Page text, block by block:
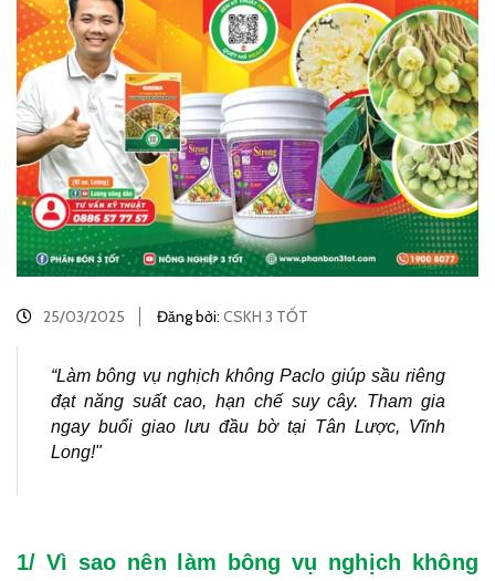
25/03/2025 Đăng bởi: CSKH 3 TỐT
“Làm bông vụ nghịch không Paclo giúp sầu riêng
đạt năng suất cao, hạn chế suy cây. Tham gia
ngay buổi giao lưu đầu bờ tại Tân Lược, Vĩnh
Long!"
1/ Vì sao nên làm bông vụ nghịch không